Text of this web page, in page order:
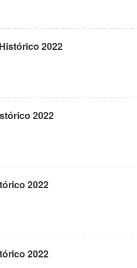
2022
2022
2022
2022